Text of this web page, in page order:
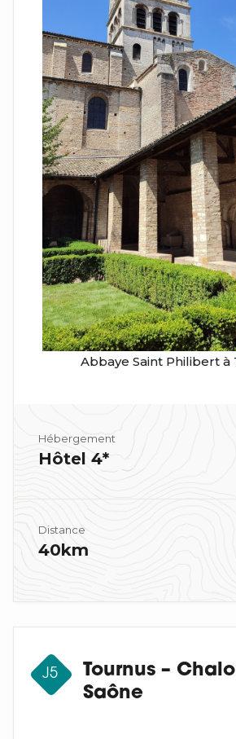
Abbaye Saint Philibert à
Hébergement
Hôtel 4*
Distance
40km
J5
Tournus –
Saône